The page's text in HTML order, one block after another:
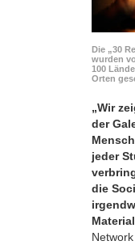
Die „30
wurden
100
Orten
„Wir
der
jeder
die